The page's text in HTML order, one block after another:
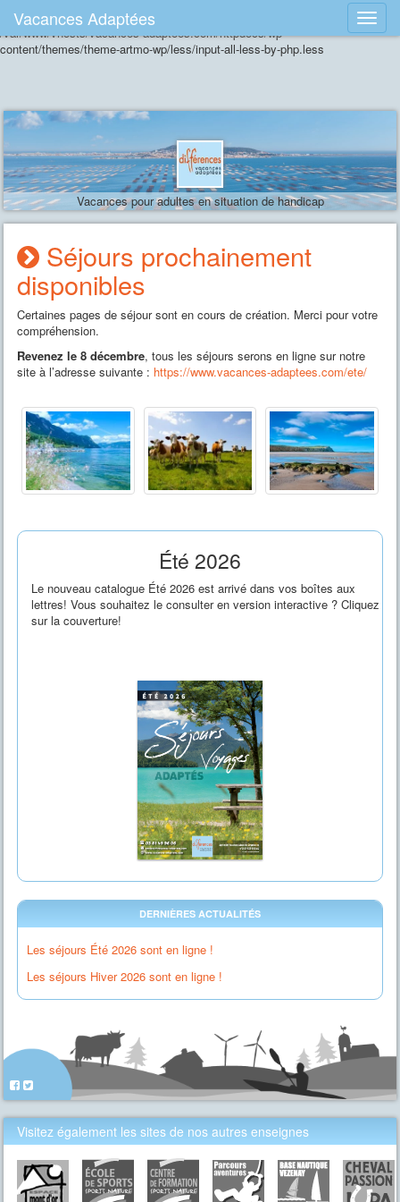
Erreur lors de la compilation du fichier CSS: load error: failed to find
/var/www/vhosts/vacances-adaptees.com/httpdocs/wp-
content/themes/theme-artmo-wp/less/input-all-less-by-php.less
Vacances Adaptées
Vacances pour adultes en situation de handicap
Séjours prochainement
disponibles
Certaines pages de séjour sont en cours de création. Merci pour votre
compréhension.
Revenez le 8 décembre, tous les séjours serons en ligne sur notre
site à l’adresse suivante : https://www.vacances-adaptees.com/ete/
Été 2026
Le nouveau catalogue Été 2026 est arrivé dans vos boîtes aux
lettres! Vous souhaitez le consulter en version interactive ? Cliquez
sur la couverture!
DERNIÈRES ACTUALITÉS
Les séjours Été 2026 sont en ligne !
Les séjours Hiver 2026 sont en ligne !
Visitez également les sites de nos autres enseignes